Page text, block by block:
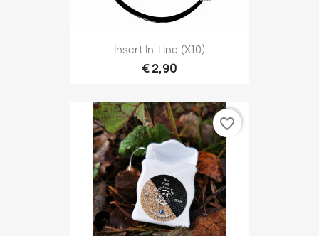
Insert In-Line (X10)
€ 2,90
favorite_border